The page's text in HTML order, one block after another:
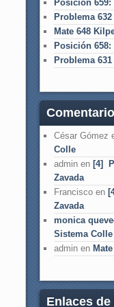
Posición
Problema 632
Mate 648
Posición
Problema 631
César Gómez
Colle
admin en [4]
Zavada
Francisco en
Zavada
monica
Sistema Colle
admin en
Enlaces